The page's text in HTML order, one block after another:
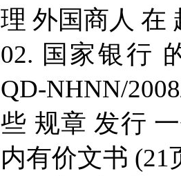
理 外国商人 在
02. 国家银行
QD-NHNN/
些 规章 发行
内有价文书 (21